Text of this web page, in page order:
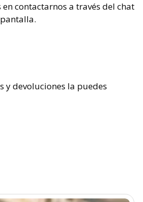
contactarnos a través del chat
y devoluciones la puedes